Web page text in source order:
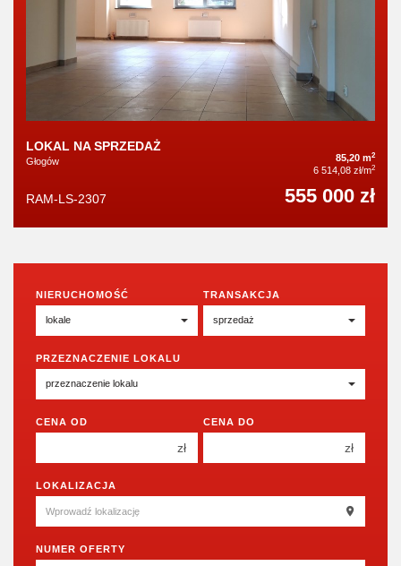
LOKAL NA SPRZEDAŻ
Głogów 85,20 m2
6 514,08 zł/m2
RAM-LS-2307 555 000 zł
NIERUCHOMOŚĆ TRANSAKCJA
PRZEZNACZENIE LOKALU
CENA OD
zł
250 000 zł
300 000 zł
CENA DO
zł
250 000 zł
LOKALIZACJA
NUMER OFERTY